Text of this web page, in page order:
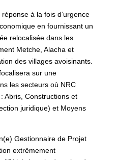
à la fois d’urgence
en fournissant un
relocalisée dans les
Metche, Alacha et
des villages avoisinants.
sur une
les secteurs où NRC
Abris, Constructions et
juridique) et Moyens
Gestionnaire de Projet
extrêmement